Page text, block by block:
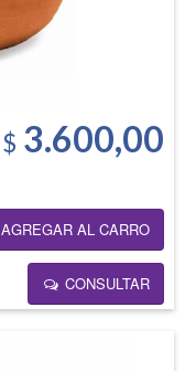
$ 3.600,00
AGREGAR AL CARRO
CONSULTAR